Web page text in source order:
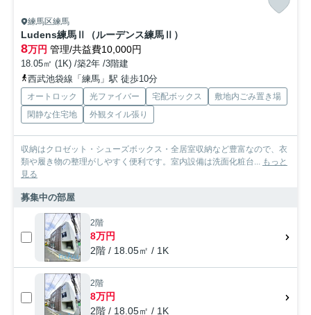
練馬区練馬
Ludens練馬Ⅱ（ルーデンス練馬Ⅱ）
8万円 管理/共益費10,000円
18.05㎡ (1K) /築2年 /3階建
西武池袋線「練馬」駅 徒歩10分
オートロック 光ファイバー 宅配ボックス
敷地内ごみ置き場
閑静な住宅地
外観タイル張り
収納はクロゼット・シューズボックス・全居室収納など豊富なので、衣
類や履き物の整理がしやすく便利です。室内設備は洗面化粧台... もっと
見る
募集中の部屋
2階
8万円
2階 / 18.05㎡ / 1K
2階
8万円
2階 / 18.05㎡ / 1K